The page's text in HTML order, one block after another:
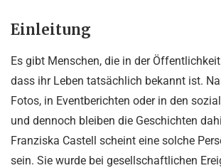
Einleitung
Es gibt Menschen, die in der
dass ihr Leben tatsächlich bekannt ist.
Fotos, in Eventberichten oder in den
und dennoch bleiben die Geschichten
Franziska Castell scheint eine solche
sein. Sie wurde bei gesellschaftlichen